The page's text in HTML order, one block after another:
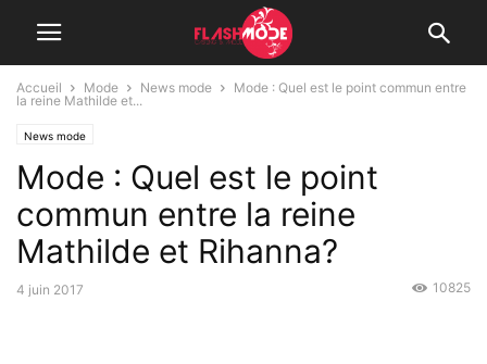
Accueil Mode News mode
Mode : Quel est le point commun entre
la reine Mathilde et...
News mode
Mode : Quel est le point
commun entre la reine
Mathilde et Rihanna?
4 juin 2017 10825